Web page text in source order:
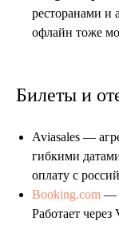
ресторанами и
офлайн тоже
Билеты и
Aviasales —
гибкими
оплату с
Booking.com —
Работает